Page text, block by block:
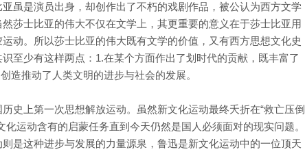
虽是演员出身，却创作出了不朽的戏剧作品，被公认为西方文学
莎士比亚的伟大不仅在文学上，其更重要的意义在于莎士比亚用
动。所以莎士比亚的伟大既有文学的价值，又有西方思想文化史
至少有这样两点：1.在某个方面作出了划时代的贡献，既丰富了
造推动了人类文明的进步与社会的发展。
史上第一次思想解放运动。虽然新文化运动最终夭折在“救亡压倒
运动含有的启蒙任务直到今天仍然是国人必须面对的现实问题。
是这种进步与发展的力量源泉，鲁迅是新文化运动中的一位顶天